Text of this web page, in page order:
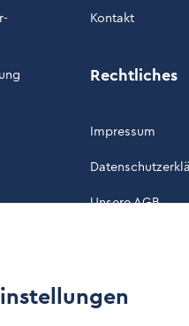
Kontakt
Rechtliches
Impressum
Unsere AGB